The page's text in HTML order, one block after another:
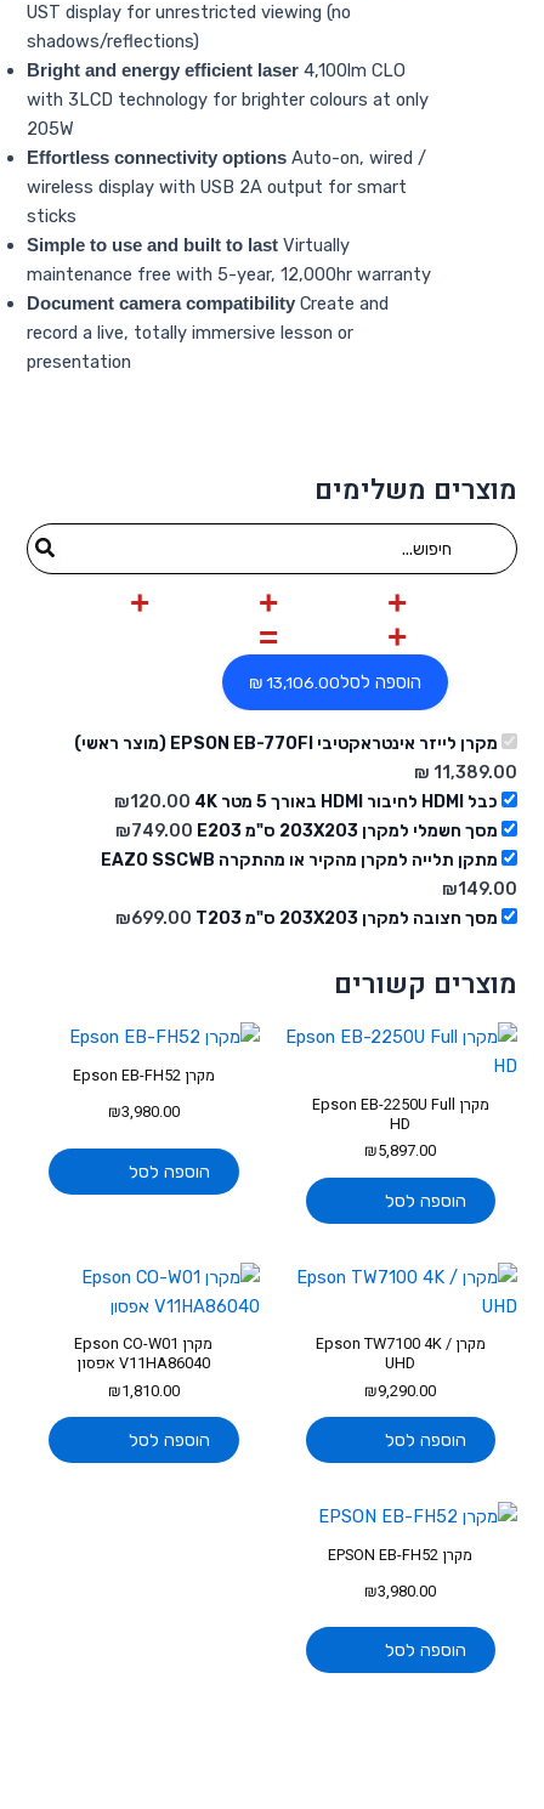
UST display for unrestricted viewing (no
shadows/reflections)
Bright and energy efficient laser 4,100lm CLO
with 3LCD technology for brighter colours at only
205W
Effortless connectivity options Auto-on, wired /
wireless display with USB 2A output for smart
sticks
Simple to use and built to last Virtually
maintenance free with 5-year, 12,000hr warranty
Document camera compatibility Create and
record a live, totally immersive lesson or
presentation
מוצרים משלימים
for:
הוספה לסל
‏13,106.00 ₪
מקרן לייזר אינטראקטיבי EPSON EB-770FI (מוצר ראשי)
כבל HDMI לחיבור HDMI באורך 5 מטר 4K
₪120.00
מסך חשמלי למקרן 203X203 ס"מ E203
₪749.00
מתקן תלייה למקרן מהקיר או מהתקרה EAZO SSCWB
₪149.00
מסך חצובה למקרן 203X203 ס"מ T203
₪699.00
מוצרים קשורים
מקרן Epson EB-2250U Full
HD
₪5,897.00
הוספה לסל
מקרן Epson EB-FH52
₪3,980.00
הוספה לסל
מקרן Epson TW7100 4K /
UHD
₪9,290.00
הוספה לסל
מקרן Epson CO-W01
V11HA86040 אפסון
₪1,810.00
הוספה לסל
מקרן EPSON EB-FH52
₪3,980.00
הוספה לסל